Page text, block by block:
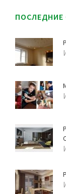
ПОСЛЕДНИЕ